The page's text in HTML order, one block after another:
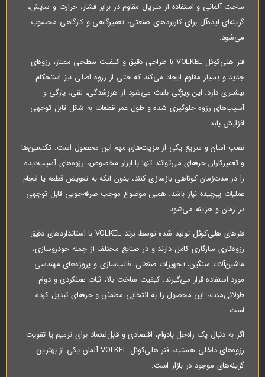
ساخت آلمانی و استفاده از متریال مقاوم در برابر فشار، حرارت و سایش،
گزینه‌ای ایده‌آل برای کاربردهای صنعتی، تعمیرگاهی و کارگاهی محسوب
می‌شود.
فنر هلی‌کوئل VOLKEL با طراحی دقیق و کیفیت سطحی ممتاز، رزوه‌ای
جدید و بسیار مقاوم ایجاد می‌کند که حتی از رزوه اصلی نیز استحکام
بیشتری دارد. این ویژگی باعث می‌شود از هرزشدگی، لقی، پارگی و
آسیب‌های رزوه جلوگیری شده و طول عمر قطعات به شکل قابل توجهی
افزایش یابد.
نصب آسان و سریع یکی از مزیت‌های مهم این محصول است. تکنسین‌ها
و تعمیرکاران حرفه‌ای می‌توانند تنها با ابزار مخصوص، رزوه‌های آسیب‌دیده
را در مدت‌زمان کوتاهی بازسازی کنند، بدون آنکه به تعویض قطعه یا انجام
عملیات پیچیده نیاز باشد. همین موضوع موجب صرفه‌جویی قابل توجهی
در زمان و هزینه می‌شود.
فنرهای هلی‌کوئل تولید شده توسط برند VOLKEL با استانداردهای دقیق
رزوه‌کاری سازگاری کامل دارند و در صنایع مختلف از جمله خودروسازی،
ماشین‌آلات سنگین، تجهیزات صنعتی، قالب‌سازی و پروژه‌های مهندسی
مورد استفاده قرار می‌گیرند. کیفیت ساخت بالا، ثبات عملکردی و دوام
طولانی‌مدت، این محصول را به انتخابی مطمئن و حرفه‌ای تبدیل کرده
است.
اگر به دنبال یک راه‌حل بادوام، اقتصادی و قابل‌اعتماد برای ترمیم یا تقویت
رزوه‌های داخلی هستید، فنر هلی‌کوئل VOLKEL آلمان یکی از بهترین
گزینه‌های موجود در بازار است.